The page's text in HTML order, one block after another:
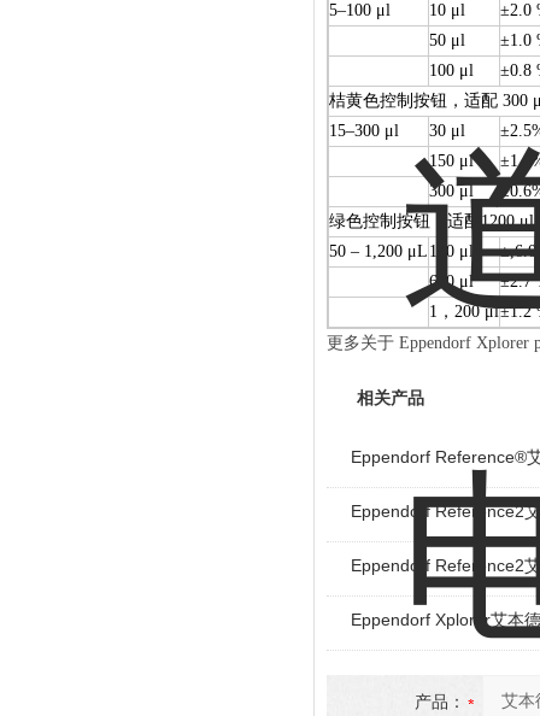
5–100 μl
10 μl
±2.0
50 μl
±1.0
100 μl
±0.8
桔黄色控制按钮，适配 300
15–300 μl
30 μl
150 μl
300 μl
绿色控制按钮，适配1200 μl
50 – 1,200 μL 120 μl
±,6.0
600 μl
±2.7
1，200 μl±1.2
更多关于 Eppendorf Xplorer
相关产品
Eppendorf Reference®
Eppendorf Reference2
Eppendorf Reference2
Eppendorf Xplorer艾本
产品：